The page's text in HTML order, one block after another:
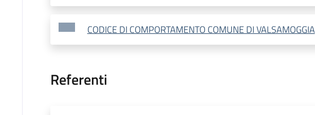
CODICE DI COMPORTAMENTO COMUNE DI VALSAMOGGIA
Referenti